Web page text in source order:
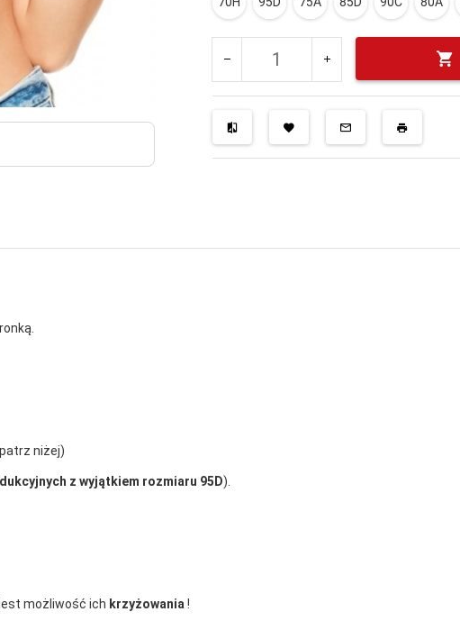
niżej)
z wyjątkiem rozmiaru 95D).
możliwość ich krzyżowania !